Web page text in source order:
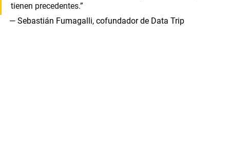
tienen precedentes.”
— Sebastián Fumagalli, cofundador de Data Trip